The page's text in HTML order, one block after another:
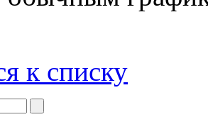
к списку